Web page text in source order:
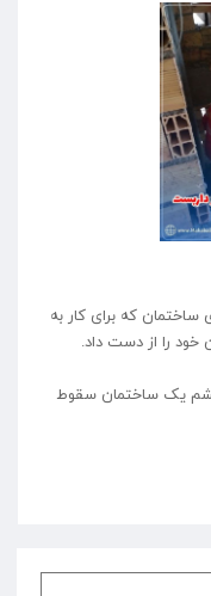
نمای ساختمان که برای کار به
خود را از دست داد.
از طبقه ششم یک ساختمان سقوط